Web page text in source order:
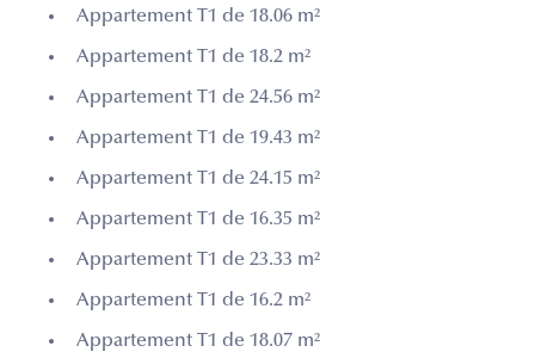
Appartement T1 de 18.06 m²
Appartement T1 de 18.2 m²
Appartement T1 de 24.56 m²
Appartement T1 de 19.43 m²
Appartement T1 de 24.15 m²
Appartement T1 de 16.35 m²
Appartement T1 de 23.33 m²
Appartement T1 de 16.2 m²
Appartement T1 de 18.07 m²